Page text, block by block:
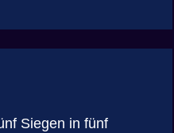
Siegen in fünf